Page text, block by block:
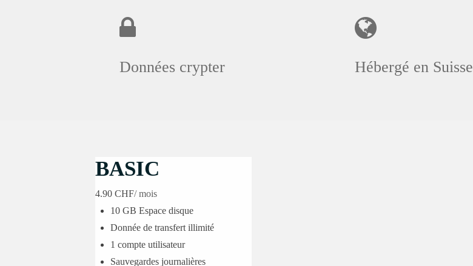
Données crypter Hébergé en Suisse
BASIC
4.90 CHF/ mois
10 GB Espace disque
Donnée de transfert illimité
1 compte utilisateur
Sauvegardes journalières